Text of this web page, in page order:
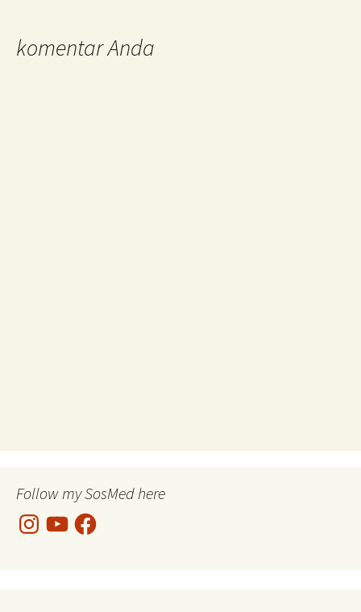
komentar Anda
Follow my SosMed here
InstagramYouTubeFacebook